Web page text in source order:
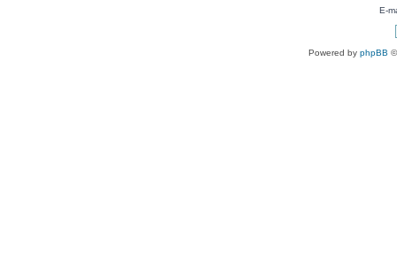
E-
Powered by phpBB